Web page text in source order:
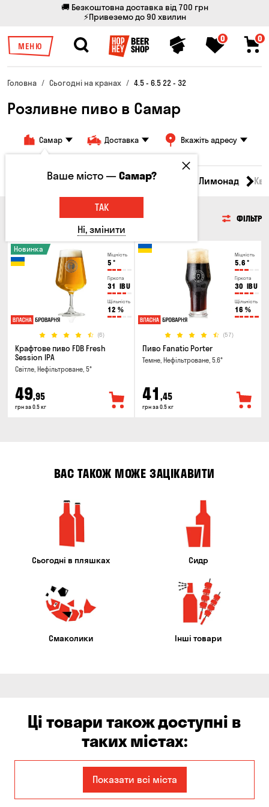
🚚 Безкоштовна доставка від 700 грн
⚡Привеземо до 90 хвилин
МЕНЮ
0 0
Головна Сьогодні на кранах 4.5 - 6.5 22 - 32
Розливне пиво в Самар
Самар Доставка Вкажіть адресу
Всі товари Пиво Сидр Лимонад
ФІЛЬТР
Міцність
5 °
Гіркота
31 IBU
Щільність
12 %
(6)
Новинка
Крафтове пиво FDB Fresh
Session IPA
Світле, Нефільтроване, 5°
49,95
грн за 0.5 кг
Міцність
5.6 °
Гіркота
30 IBU
Щільність
16 %
(57)
Пиво Fanatic Porter
Темне, Нефільтроване, 5.6°
41 ,45
грн за 0.5 кг
ВАС ТАКОЖ МОЖЕ ЗАЦІКАВИТИ
Сьогодні в пляшках Сидр
Смаколики Інші товари
Ці товари також доступні в
таких містах:
Єлизаветівка
Авангард Бабурка
Показати всі міста
Ваше місто —Самар?
ТАК
Ні, змінити